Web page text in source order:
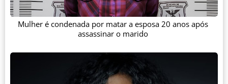
Mulher é condenada por matar a esposa 20 anos após
assassinar o marido